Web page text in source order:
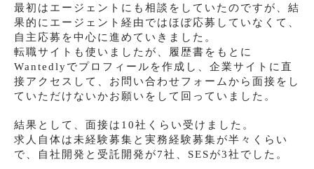
最初はエージェントにも相談をしていたのですが、結
果的にエージェント経由ではほぼ応募していなくて、
自主応募を中心に進めていきました。
転職サイトも使いましたが、履歴書をもとに
Wantedlyでプロフィールを作成し、企業サイトに直
接アクセスして、お問い合わせフォームから面接をし
ていただけないかお願いをして回っていました。
結果として、面接は10社くらい受けました。
求人自体は未経験募集と実務経験募集が半々くらい
で、自社開発と受託開発が7社、SESが3社でした。